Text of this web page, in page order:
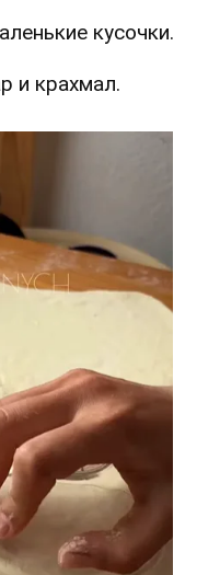
кусочки.
и крахмал.